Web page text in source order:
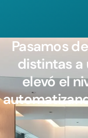
Pasamos
distintas a
elevó el